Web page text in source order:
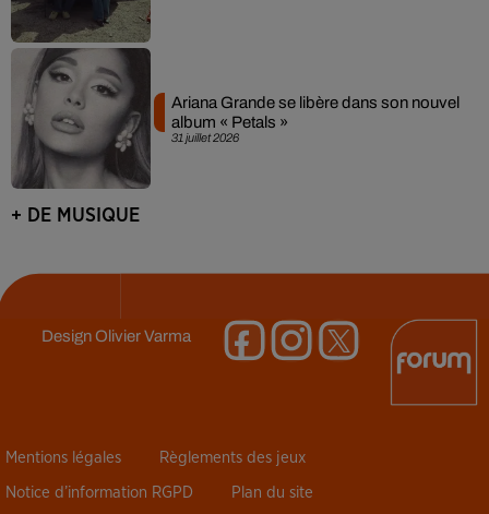
31 juillet 2026
Ariana Grande se libère dans son nouvel
album « Petals »
+ DE MUSIQUE
DesignOlivier Varma
Mentions légales Règlements des jeux
Notice d’information RGPD Plan du site